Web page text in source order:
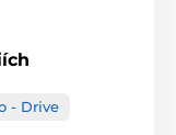
- Drive